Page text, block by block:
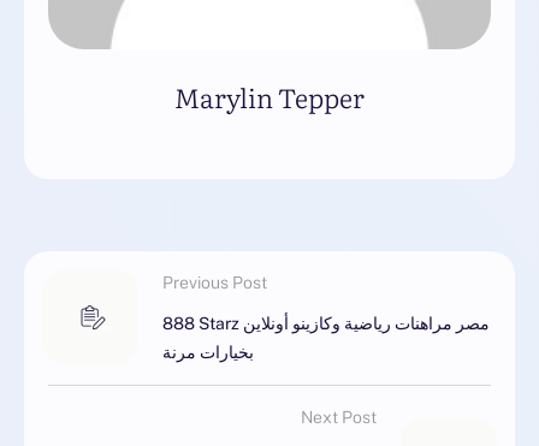
Marylin Tepper
Previous Post
888 Starz مصر مراهنات رياضية وكازينو أونلاين
بخيارات مرنة
Next Post